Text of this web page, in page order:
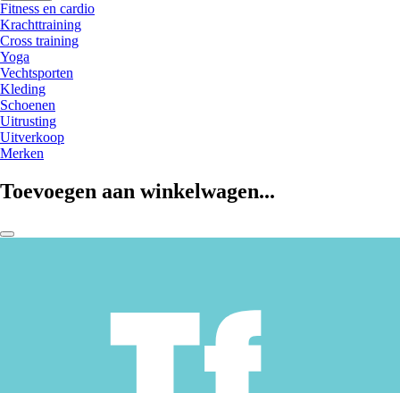
Fitness en cardio
Krachttraining
Cross training
Yoga
Vechtsporten
Kleding
Schoenen
Uitrusting
Uitverkoop
Merken
Toevoegen aan winkelwagen...